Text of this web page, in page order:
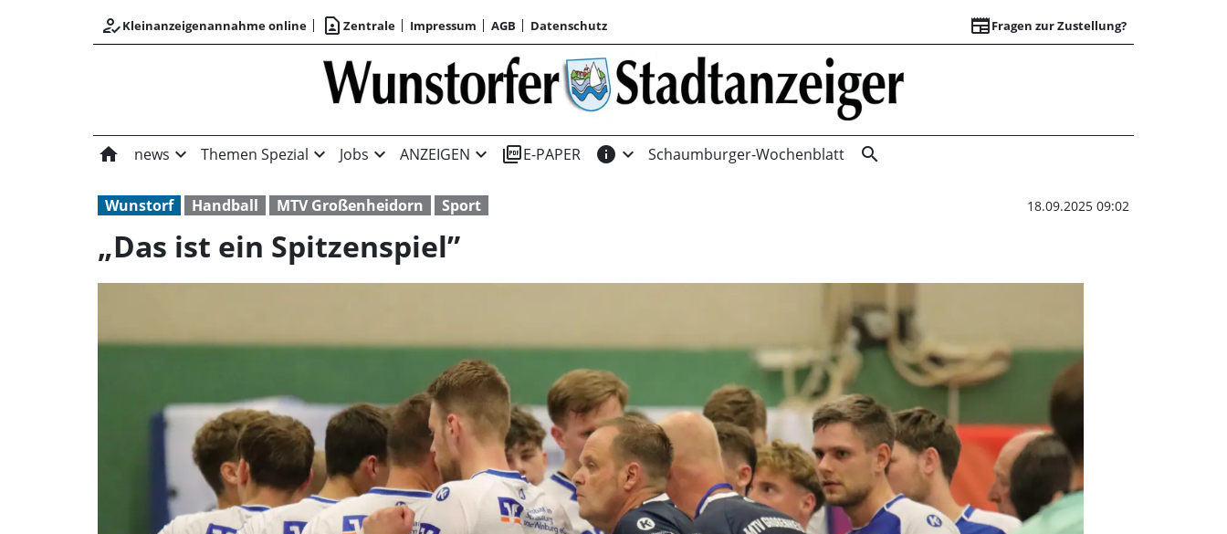
how_to_regKleinanzeigenannahme online contact_page Zentrale Impressum AGB Datenschutz newspaperFragen zur Zustellung?
„Das ist ein
home news expand_more Themen Spezial expand_more Jobs expand_more ANZEIGEN expand_more picture_as_pdfE-PAPER info expand_more Schaumburger-Wochenblatt search
Wunstorf Handball MTV Großenheidorn Sport 18.09.2025 09:02
„Das ist ein Spitzenspiel”